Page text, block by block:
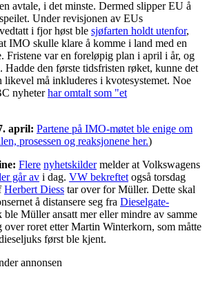
avtale, i det minste. Dermed slipper EU å
Under revisjonen av EUs
i fjor høst ble sjøfarten holdt utenfor,
IMO skulle klare å komme i land med en
Fristene var en foreløpig plan i april i år, og
Hadde den første tidsfristen røket, kunne det
likevel må inkluderes i kvotesystemet. Noe
nyheterhar omtalt som "et
april: Partene på IMO-møtet ble enige om
prosessen og reaksjonene her.)
Flere nyhetskildermelder at Volkswagens
går av i dag. VW bekreftet også torsdag
Herbert Diess tar over for Müller. Dette skal
å distansere seg fra Dieselgate-
ble Müller ansatt mer eller mindre av samme
roret etter Martin Winterkorn, som måtte
først ble kjent.
annonsen